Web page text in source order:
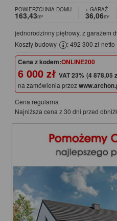
POWIERZCHNIA DOMU
163,43m²
+ GARAŻ
36,06m²
jednorodzinny piętrowy, z garażem
Koszty budowy
: 492 300 zł netto
Cena z kodem:ONLINE200
6 000 zł (4 878,05
na zamówienia przez
Cena regularna
Najniższa cena z 30 dni przed